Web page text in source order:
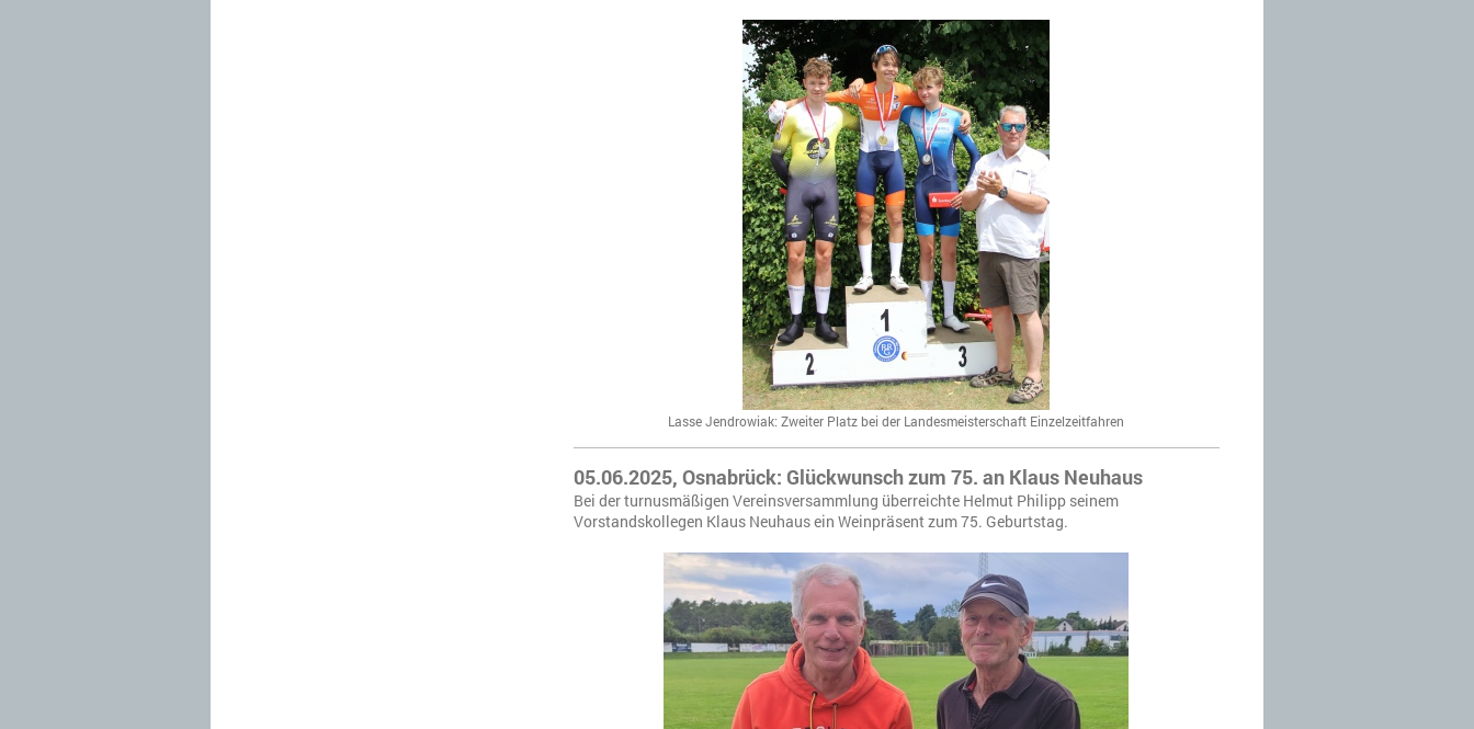
Lasse Jendrowiak: Zweiter Platz bei der Landesmeisterschaft Einzelzeitfahren
05.06.2025, Osnabrück: Glückwunsch zum 75. an Klaus Neuhaus
Bei der turnusmäßigen Vereinsversammlung überreichte Helmut Philipp seinem
Vorstandskollegen Klaus Neuhaus ein Weinpräsent zum 75. Geburtstag.